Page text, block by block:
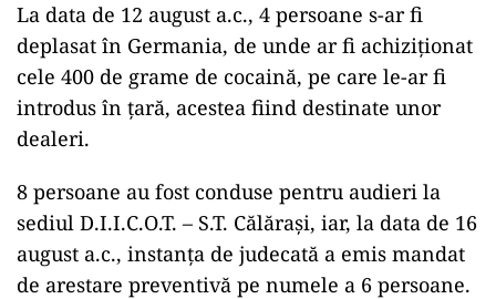
La data de 12 august a.c., 4 persoane s-ar fi
deplasat în Germania, de unde ar fi achiziționat
cele 400 de grame de cocaină, pe care le-ar fi
introdus în țară, acestea fiind destinate unor
dealeri.
8 persoane au fost conduse pentru audieri la
sediul D.I.I.C.O.T. – S.T. Călărași, iar, la data de 16
august a.c., instanța de judecată a emis mandat
de arestare preventivă pe numele a 6 persoane.